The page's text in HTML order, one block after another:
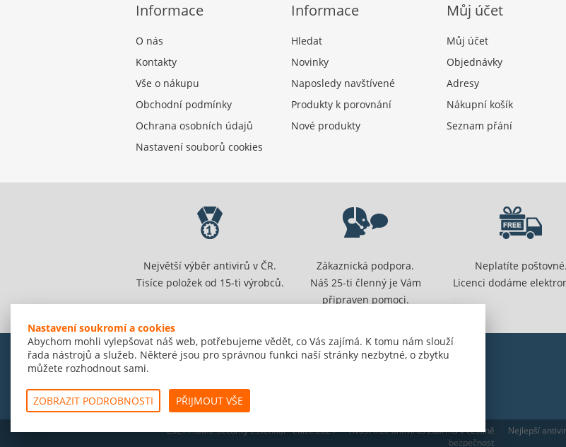
Nastavení soukromí a cookies
Abychom mohli vylepšovat náš web, potřebujeme vědět, co Vás zajímá. K tomu nám slouží
řada nástrojů a služeb. Některé jsou pro správnou funkci naší stránky nezbytné, o zbytku
můžete rozhodnout sami.
ZOBRAZIT PODROBNOSTI PŘIJMOUT VŠE
Informace
O nás
Kontakty
Vše o nákupu
Obchodní podmínky
Ochrana osobních údajů
Nastavení souborů cookies
Informace
Hledat
Novinky
Naposledy navštívené
Produkty k porovnání
Nové produkty
Můj účet
Můj účet
Objednávky
Adresy
Nákupní košík
Seznam přání
Největší výběr antivirů v ČR.
Tisíce položek od 15-ti výrobců.
Zákaznická podpora.
Náš 25-ti členný je Vám
připraven pomoci.
Neplatíte poštovné.
Licenci dodáme
© Amenit Software Solutions, 1998 - 2026
ESET HOME Security Essential - edice 2024 Avast free antivirus zdarma v češtině Nejlepší antivir
bezpečnost